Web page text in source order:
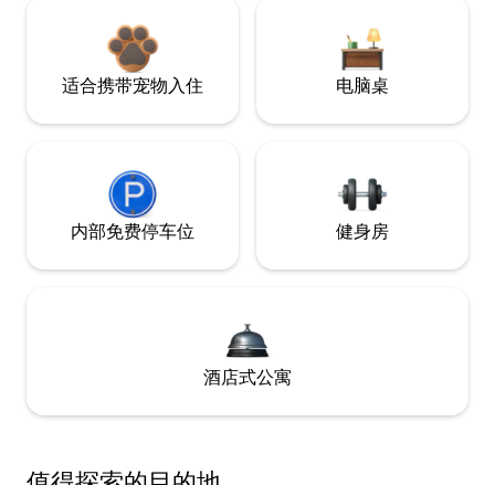
适合携带宠物入住 电脑桌
内部免费停车位 健身房
酒店式公寓